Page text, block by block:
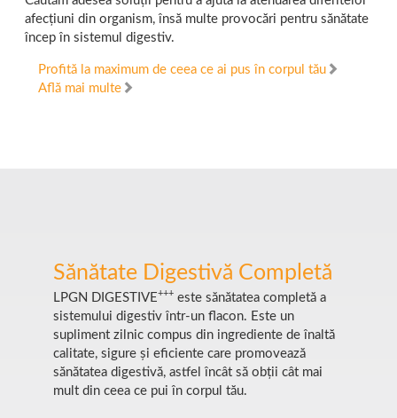
afecțiuni din organism, însă multe provocări pentru sănătate
încep în sistemul digestiv.
Profită la maximum de ceea ce ai pus în corpul tău
Află mai multe
Sănătate Digestivă Completă
LPGN DIGESTIVE+++ este sănătatea completă a
sistemului digestiv într-un flacon. Este un
supliment zilnic compus din ingrediente de înaltă
calitate, sigure și eficiente care promovează
sănătatea digestivă, astfel încât să obții cât mai
mult din ceea ce pui în corpul tău.